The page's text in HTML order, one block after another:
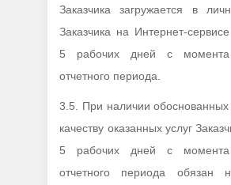
Заказчика загружается в
Заказчика на Интернет-
5 рабочих дней с момента
отчетного периода.
3.5. При наличии обоснованных
качеству оказанных услуг
5 рабочих дней с момента
отчетного периода обязан